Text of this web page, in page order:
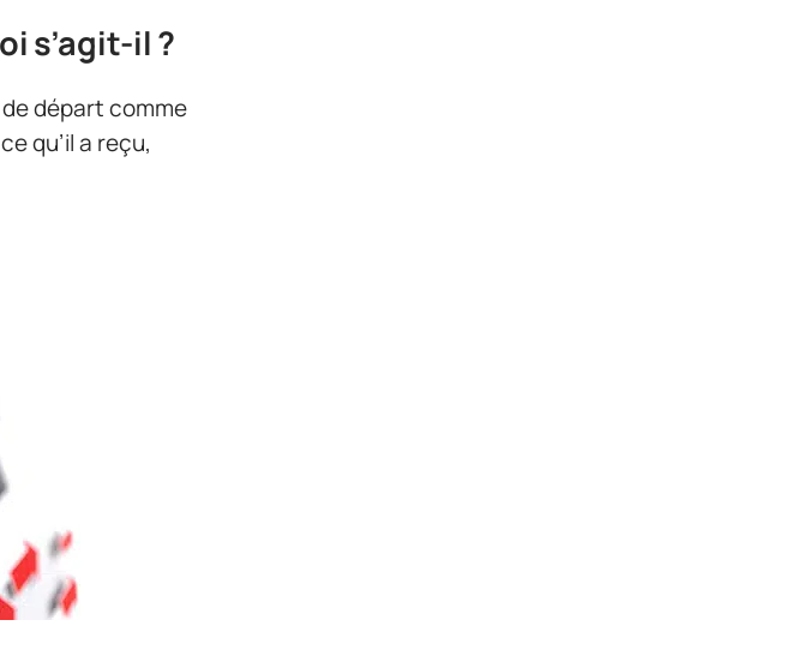
s’agit-il ?
départ comme
qu’il a reçu,